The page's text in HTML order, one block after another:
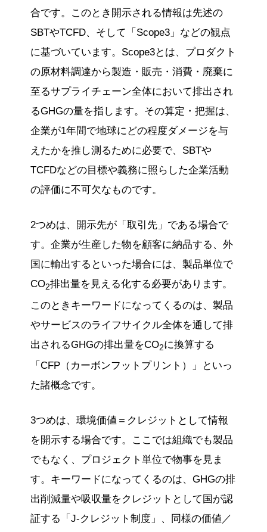
合です。このとき開示される情報は先述の
SBTやTCFD、そして「Scope3」などの観点
に基づいています。Scope3とは、プロダクト
の原材料調達から製造・販売・消費・廃棄に
至るサプライチェーン全体において排出され
るGHGの量を指します。その算定・把握は、
企業が1年間で地球にどの程度ダメージを与
えたかを推し測るために必要で、SBTや
TCFDなどの目標や義務に照らした企業活動
の評価に不可欠なものです。
2つめは、開示先が「取引先」である場合で
す。企業が生産した物を顧客に納品する、外
国に輸出するといった場合には、製品単位で
CO2排出量を見える化する必要があります。
このときキーワードになってくるのは、製品
やサービスのライフサイクル全体を通して排
出されるGHGの排出量をCO2に換算する
「CFP（カーボンフットプリント）」といっ
た諸概念です。
3つめは、環境価値＝クレジットとして情報
を開示する場合です。ここでは組織でも製品
でもなく、プロジェクト単位で物事を見ま
す。キーワードになってくるのは、GHGの排
出削減量や吸収量をクレジットとして国が認
証する「J-クレジット制度」、同様の価値／